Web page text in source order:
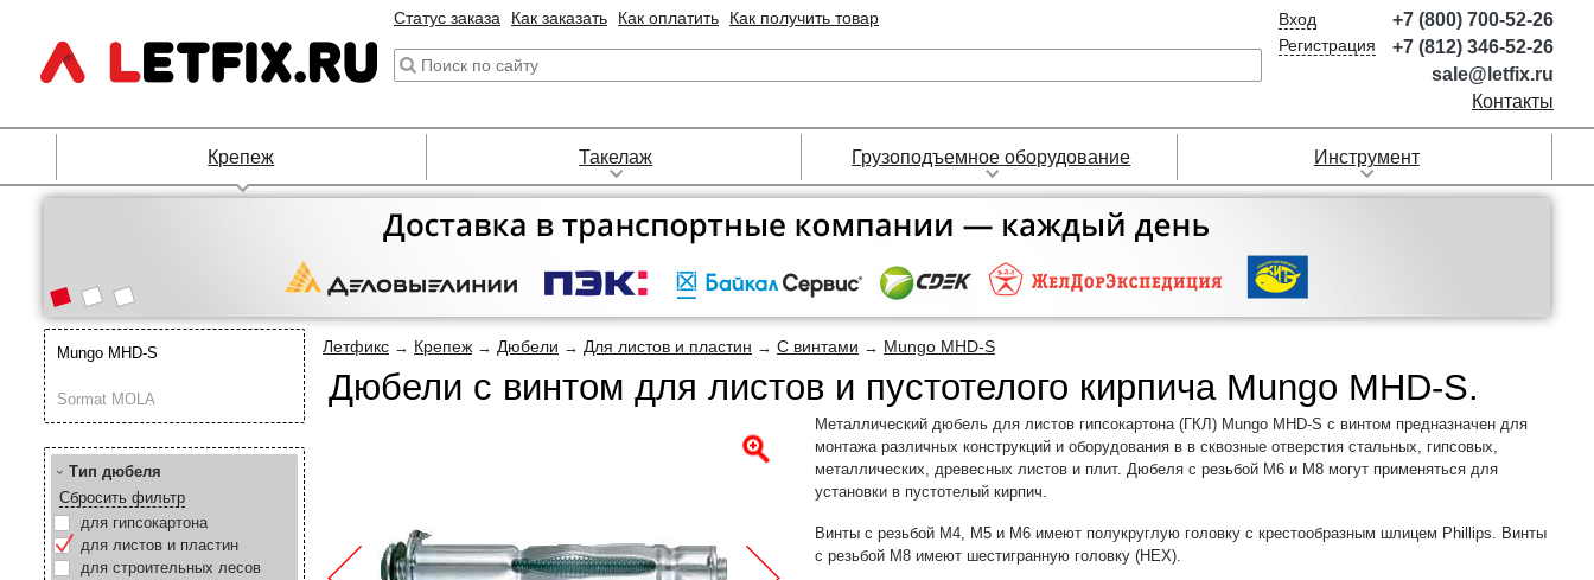
Статус заказа Как заказать Как оплатить Как получить товар
Вход
Регистрация
+7 (800) 700-52-26
+7 (812) 346-52-26
sale@letfix.ru
Контакты
Крепеж Такелаж Грузоподъемное оборудование Инструмент
Mungo MHD-S
Sormat MOLA
Тип дюбеля
Сбросить фильтр
для гипсокартона
для листов и пластин
для строительных лесов
Летфикс → Крепеж → Дюбели → Для листов и пластин → С винтами → Mungo MHD-S
Дюбели с винтом для листов и пустотелого кирпича Mungo MHD-S.
Металлический дюбель для листов гипсокартона (ГКЛ) Mungo MHD-S с винтом предназначен для
монтажа различных конструкций и оборудования в в сквозные отверстия стальных, гипсовых,
металлических, древесных листов и плит. Дюбеля с резьбой М6 и М8 могут применяться для
установки в пустотелый кирпич.
Винты с резьбой М4, М5 и М6 имеют полукруглую головку с крестообразным шлицем Phillips. Винты
с резьбой М8 имеют шестигранную головку (HEX).